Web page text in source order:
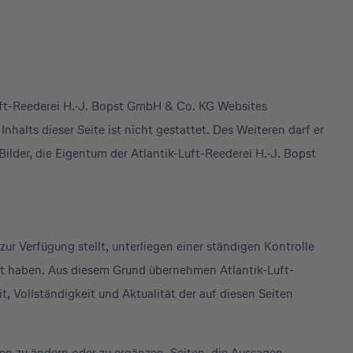
H.-J. Bopst GmbH & Co. KG Websites
dieser Seite ist nicht gestattet. Des Weiteren darf er
die Eigentum der Atlantik-Luft-Reederei H.-J. Bopst
Verfügung stellt, unterliegen einer ständigen Kontrolle
Aus diesem Grund übernehmen Atlantik-Luft-
Vollständigkeit und Aktualität der auf diesen Seiten